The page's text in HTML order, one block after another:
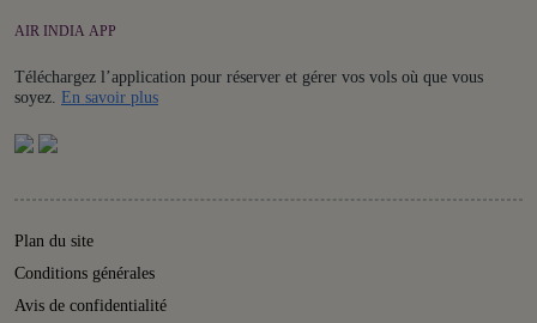
AIR INDIA APP
Téléchargez l’application pour réserver et gérer vos vols où que vous
soyez. En savoir plusDetails
Plan du site
Conditions générales
Avis de confidentialité